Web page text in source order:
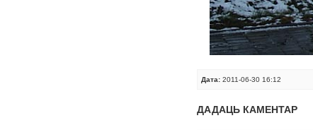
Дата:2011-06-30 16:12
ДАДАЦЬ КАМЕНТАР